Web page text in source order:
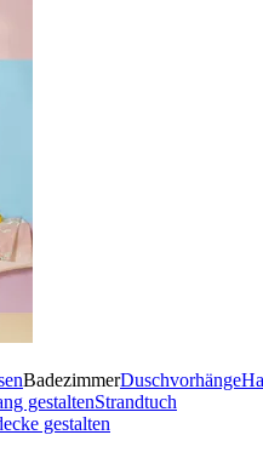
BadezimmerDuschvorhänge
gestaltenStrandtuch
gestalten